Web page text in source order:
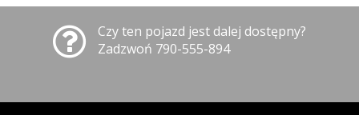
Czy ten pojazd jest dalej dostępny?
Zadzwoń 790-555-894